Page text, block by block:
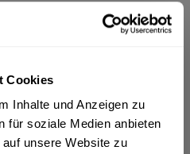
Cookies
Inhalte und Anzeigen zu
für soziale Medien anbieten
unsere Website zu